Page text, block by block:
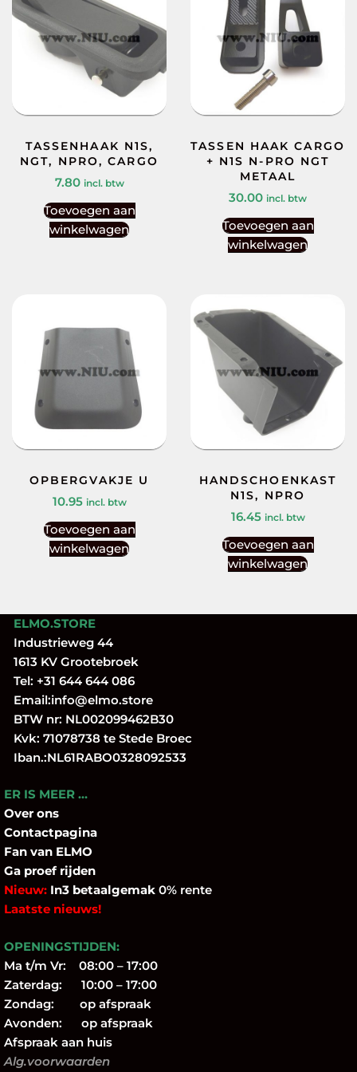
TASSENHAAK N1S,
NGT, NPRO, CARGO
7.80 incl. btw
Toevoegen aan
winkelwagen
TASSEN HAAK CARGO
+ N1S N-PRO NGT
METAAL
30.00 incl. btw
Toevoegen aan
winkelwagen
OPBERGVAKJE U
10.95 incl. btw
Toevoegen aan
winkelwagen
HANDSCHOENKAST
N1S, NPRO
16.45 incl. btw
Toevoegen aan
winkelwagen
ELMO.STORE
Industrieweg 44
1613 KV Grootebroek
Tel: +31 644 644 086
Email:info@elmo.store
BTW nr: NL002099462B30
Kvk: 71078738 te Stede Broec
Iban.:NL61RABO0328092533
ER IS MEER …
Over ons
Contactpagina
Fan van ELMO
Ga proef rijden
Nieuw: In3 betaalgemak 0% rente
Laatste nieuws!
OPENINGSTIJDEN:
Ma t/m Vr: 08:00 – 17:00
Zaterdag: 10:00 – 17:00
Zondag: op afspraak
Avonden: op afspraak
Afspraak aan huis
Alg.voorwaarden